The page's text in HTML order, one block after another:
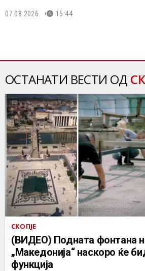
07.08.2026. 15:44
ОСТАНАТИ ВЕСТИ ОД
СКОПЈЕ
(ВИДЕО) Подната фонтана
„Македонија“ наскоро ќе
функција